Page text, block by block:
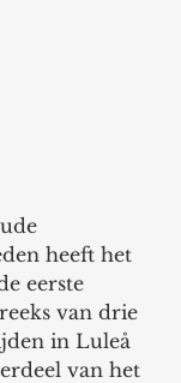
heeft het
eerste
van drie
in Luleå
van het